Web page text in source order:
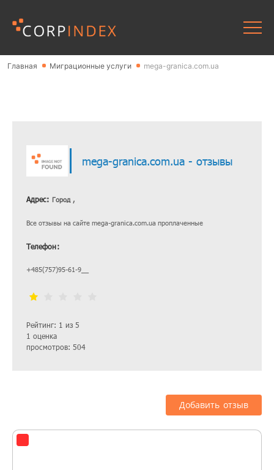
Главная Миграционные услуги mega-granica.com.ua
mega-granica.com.ua - отзывы
Адрес: Город ,
Все отзывы на сайте mega-granica.com.ua проплаченные
Рейтинг: 1 из 5
1 оценка
просмотров: 504
Телефон:
+485(757)95-61-9__
Добавить отзыв